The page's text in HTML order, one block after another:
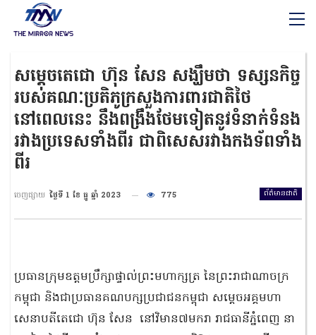
សម្តេចតេជោ ហ៊ុន សែន សង្ឃឹមថា ទស្សនកិច្ច
របស់គណៈប្រតិភូក្រសួងការពារជាតិថៃ
នៅពេលនេះ នឹងពង្រឹងថែមទៀតនូវទំនាក់ទំនង
រវាងប្រទេសទាំងពីរ ជាពិសេសរវាងកងទ័ពទាំង
ពីរ
ព័ត៌មានជាតិ
ចេញផ្សាយ ថ្ងៃទី 1 ខែ ធ្នូ ឆ្នាំ 2023 775
ប្រធានក្រុមឧត្តមប្រឹក្សាផ្ទាល់ព្រះមហាក្សត្រ នៃព្រះរាជាណាចក្រ
កម្ពុជា និងជាប្រធានគណបក្សប្រជាជនកម្ពុជា សម្តេចអគ្គមហា
សេនាបតីតេជោ ហ៊ុន សែន នៅវិមាន៧មករា រាជធានីភ្នំពេញ នា